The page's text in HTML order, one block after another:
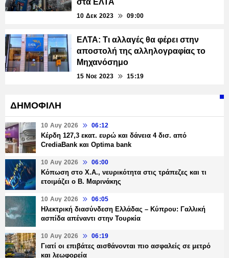
στα ΕΛΤΑ
10 Δεκ 2023 09:00
ΕΛΤΑ: Τι αλλαγές θα φέρει στην
αποστολή της αλληλογραφίας το
Μηχανόσημο
15 Νοε 2023 15:19
ΔΗΜΟΦΙΛΗ
10 Αυγ 2026 06:12
Κέρδη 127,3 εκατ. ευρώ και δάνεια 4 δισ. από
CrediaBank και Optima bank
10 Αυγ 2026 06:00
Κόπωση στο Χ.Α., νευρικότητα στις τράπεζες και τι
ετοιμάζει ο Β. Μαρινάκης
10 Αυγ 2026 06:05
Ηλεκτρική διασύνδεση Ελλάδας – Κύπρου: Γαλλική
ασπίδα απέναντι στην Τουρκία
10 Αυγ 2026 06:19
Γιατί οι επιβάτες αισθάνονται πιο ασφαλείς σε μετρό
και λεωφορεία